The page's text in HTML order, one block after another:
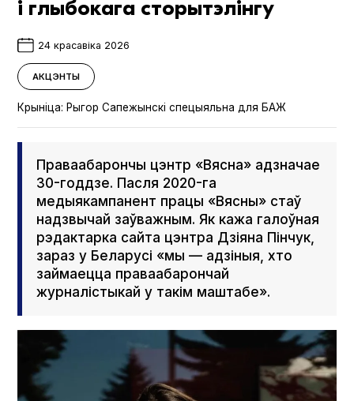
і глыбокага сторытэлінгу
24 красавіка 2026
АКЦЭНТЫ
Крыніца: Рыгор Сапежынскі спецыяльна для БАЖ
Праваабарончы цэнтр «Вясна» адзначае
30-годдзе. Пасля 2020-га
медыякампанент працы «Вясны» стаў
надзвычай заўважным. Як кажа галоўная
рэдактарка сайта цэнтра Дзіяна Пінчук,
зараз у Беларусі «мы — адзіныя, хто
займаецца праваабарончай
журналістыкай у такім маштабе».